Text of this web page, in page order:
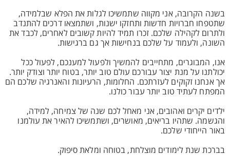
בשנה הקרובה, אני מקווה שתמשיכו לגלות את הפלא שבלמידה,
שתטפחו חברויות חדשות ותחזקו ישנות, ושתמצאו דרכים להתנדב
ולתרום לקהילה שלכם. זכרו תמיד להיות קשובים לאחרים, לכבד את
השונה, ולעמוד על שלכם בנחישות אך גם ברגישות.
אנו, המבוגרים, מתחייבים להמשיך ולפעול למענכם, לפעול ככל
יכולתנו על מנת יצור עבורכם עולם טוב יותר, בטוח יותר וצודק יותר.
אך אנחנו זקוקים לעזרתכם. החלומות, הרעיונות והאנרגיה שלכם הם
המפתח לעתיד טוב יותר עבור כולנו.
ילדים יקרים ואהובים, אני מאחל לכם שנה של צמיחה, למידה,
והגשמה. שתהיו בריאים, מאושרים, ושתמשיכו להאיר את עולמנו
באור הייחודי שלכם.
בברכת שנת לימודים מוצלחת, בטוחה ומלאת סיפוק.